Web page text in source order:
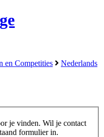
en Competities
Nederlands
je vinden. Wil je contact
formulier in.